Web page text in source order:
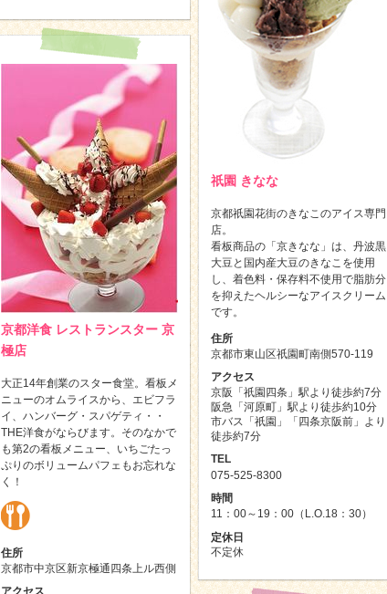
祇園 きなな
京都祇園花街のきなこのアイス専門
店。
看板商品の「京きなな」は、丹波黒
大豆と国内産大豆のきなこを使用
し、着色料・保存料不使用で脂肪分
を抑えたヘルシーなアイスクリーム
です。
住所
京都市東山区祇園町南側570-119
アクセス
京阪「祇園四条」駅より徒歩約7分
阪急「河原町」駅より徒歩約10分
市バス「祇園」「四条京阪前」より
徒歩約7分
TEL
075-525-8300
時間
11：00～19：00（L.O.18：30）
定休日
不定休
京都洋食 レストランスター 京
極店
大正14年創業のスター食堂。看板メ
ニューのオムライスから、エビフラ
イ、ハンバーグ・スパゲティ・・
THE洋食がならびます。そのなかで
も第2の看板メニュー、いちごたっ
ぷりのボリュームパフェもお忘れな
く！
住所
京都市中京区新京極通四条上ル西側